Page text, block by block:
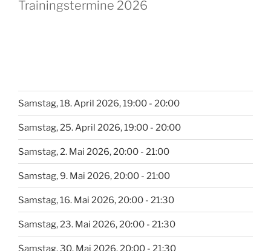
Trainingstermine 2026
Samstag, 18. April 2026, 19:00 - 20:00
Samstag, 25. April 2026, 19:00 - 20:00
Samstag, 2. Mai 2026, 20:00 - 21:00
Samstag, 9. Mai 2026, 20:00 - 21:00
Samstag, 16. Mai 2026, 20:00 - 21:30
Samstag, 23. Mai 2026, 20:00 - 21:30
Samstag, 30. Mai 2026, 20:00 - 21:30